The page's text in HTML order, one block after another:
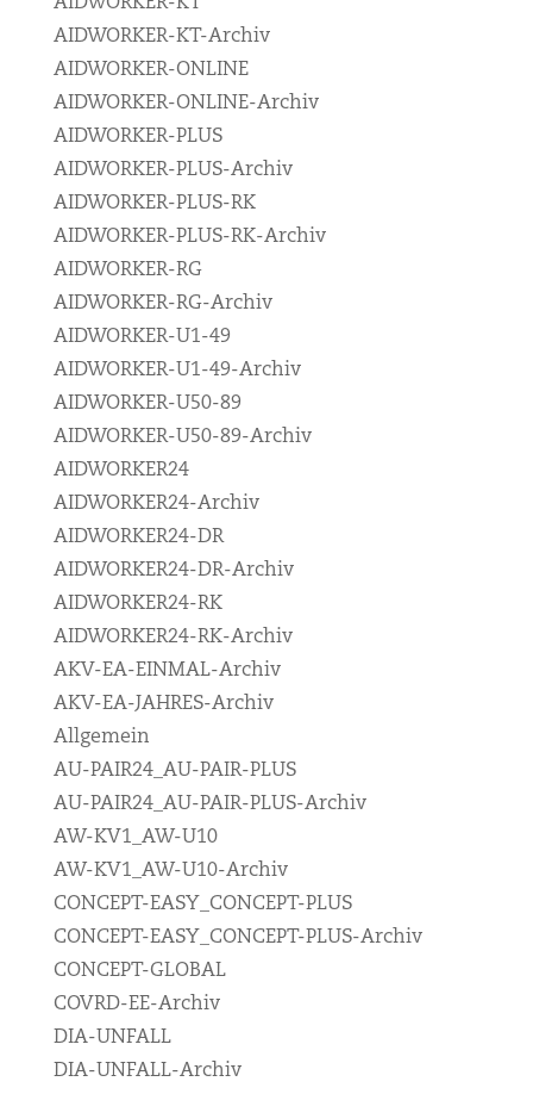
AIDWORKER-KT-Archiv
AIDWORKER-ONLINE
AIDWORKER-ONLINE-Archiv
AIDWORKER-PLUS
AIDWORKER-PLUS-Archiv
AIDWORKER-PLUS-RK
AIDWORKER-PLUS-RK-Archiv
AIDWORKER-RG
AIDWORKER-RG-Archiv
AIDWORKER-U1-49
AIDWORKER-U1-49-Archiv
AIDWORKER-U50-89
AIDWORKER-U50-89-Archiv
AIDWORKER24
AIDWORKER24-Archiv
AIDWORKER24-DR
AIDWORKER24-DR-Archiv
AIDWORKER24-RK
AIDWORKER24-RK-Archiv
AKV-EA-EINMAL-Archiv
AKV-EA-JAHRES-Archiv
Allgemein
AU-PAIR24_AU-PAIR-PLUS
AU-PAIR24_AU-PAIR-PLUS-Archiv
AW-KV1_AW-U10
AW-KV1_AW-U10-Archiv
CONCEPT-EASY_CONCEPT-PLUS
CONCEPT-EASY_CONCEPT-PLUS-Archiv
CONCEPT-GLOBAL
COVRD-EE-Archiv
DIA-UNFALL
DIA-UNFALL-Archiv